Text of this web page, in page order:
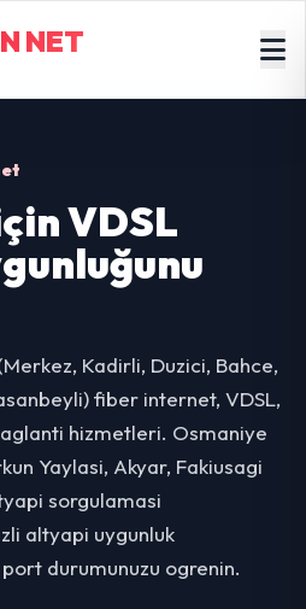
NET
VDSL
Kadirli, Duzici, Bahce,
fiber internet, VDSL,
hizmetleri. Osmaniye
Yaylasi, Akyar, Fakiusagi
sorgulamasi
altyapi uygunluk
durumunuzu ogrenin.